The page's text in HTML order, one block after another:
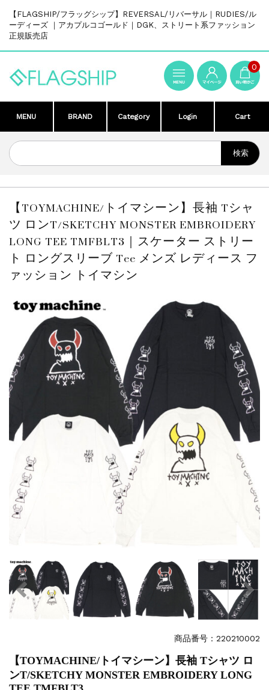
【FLAGSHIP/フラッグシップ】REVERSAL/リバーサル｜RUDIES/ル
ーディーズ ｜アカプルコゴールド｜DGK、ストリート系ファッション
正規販売店
0
MENU BRAND Category Login Cart
【TOYMACHINE/トイマシーン】長袖 Tシャ
ツ ロンT/SKETCHY MONSTER EMBROIDERY
LONG TEE TMFBLT3｜スケーター ストリー
ト ロングスリーブ Tee メンズ レディース フ
ァッション トイマシン
商品番号：220210002
【TOYMACHINE/トイマシーン】長袖 Tシャツ ロ
ンT/SKETCHY MONSTER EMBROIDERY LONG